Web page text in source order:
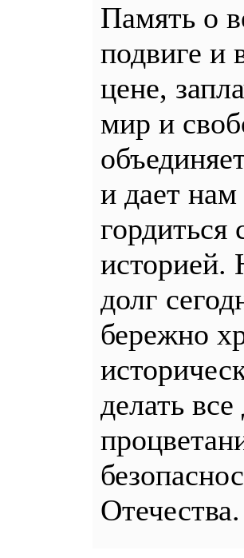
Память о
подвиге и
цене,
мир и
и дает
гордиться
долг
бережно
делать все
Отечества.